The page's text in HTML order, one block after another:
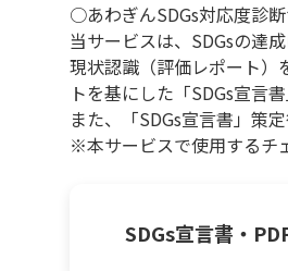
○あわぎんSDGs対応度診
当サービスは、SDGsの達
現状認識（評価レポート）
トを基にした「SDGs宣言
また、「SDGs宣言書」策
※本サービスで使用するチ
SDGs宣言書・